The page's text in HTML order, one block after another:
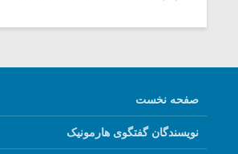
صفحه نخست
نویسندگان گفتگوی هارمونیک